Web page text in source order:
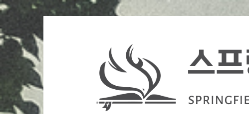
Skip
content